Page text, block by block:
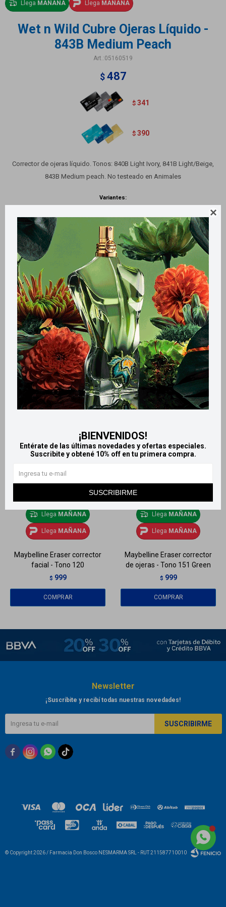

¡BIENVENIDOS!
Entérate de las últimas novedades y ofertas especiales.
Suscribite y obtené 10% off en tu primera compra.
SUSCRIBIRME
Llega MAÑANA Llega MAÑANA
Wet n Wild Cubre Ojeras Líquido -
843B Medium Peach
05160519
$ 487
$ 341
$ 390
Corrector de ojeras líquido. Tonos: 840B Light Ivory, 841B Light/Beige,
843B Medium peach. No testeado en Animales
Variantes:
Métodos y costos de envío
Retiros gratuitos en tiendas
CARACTERÍSTICAS
Zona de aplicación Ojos
Productos que te pueden interesar
Llega MAÑANA
Llega MAÑANA
Maybelline Eraser corrector
facial - Tono 120
$ 999
Llega MAÑANA
Llega MAÑANA
Maybelline Eraser corrector
de ojeras - Tono 151 Green
$ 999
Newsletter
¡Suscribite y recibí todas nuestras novedades!
SUSCRIBIRME
  
© Copyright 2026 / Farmacia Don Bosco NESMARMA SRL - RUT 211587710010